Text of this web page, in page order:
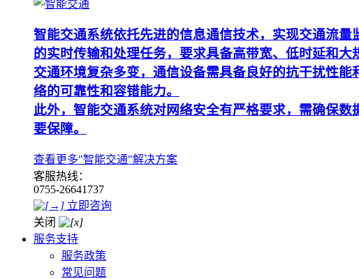
智能交通系统依托先进的信息通信技术，实现交通流
的实时传输和处理任务，要求具备高带宽、低时延和大
交通环境复杂多变，通信设备需具备良好的抗干扰性
络的可靠性和容错能力。
此外，智能交通系统对网络安全有严格要求，需确保
要保障。
查看更多"智能交通"解决方案
客服热线：
0755-26641737
立即咨询
关闭
服务支持
服务政策
常见问题